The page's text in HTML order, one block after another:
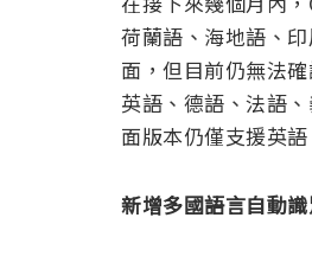
荷蘭語、海地語、
面，但目前仍無法
英語、德語、法語
面版本仍僅支援英語
新增多國語言自動